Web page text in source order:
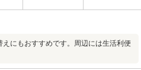
にもおすすめです。周辺には生活利便